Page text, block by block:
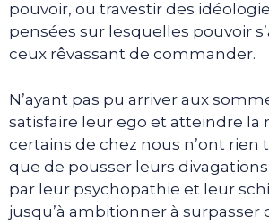
pouvoir, ou travestir des
pensées sur lesquelles pouvoir
ceux rêvassant de commander.
N’ayant pas pu arriver aux
satisfaire leur ego et atteindre la
certains de chez nous n’ont rien
que de pousser leurs
par leur psychopathie et leur
jusqu’à ambitionner à surpasser